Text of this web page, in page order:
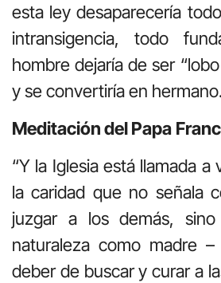
esta ley desaparecería
intransigencia, todo
hombre dejaría de ser
y se convertiría en hermano.
Meditación del Papa
“Y la Iglesia está llamada a
la caridad que no señala
juzgar a los demás,
naturaleza como madre
deber de buscar y curar a